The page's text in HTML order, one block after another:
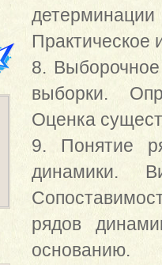
Практическое
8.
выборки.
Оценка
9. Понятие
динамики.
рядов
основанию.